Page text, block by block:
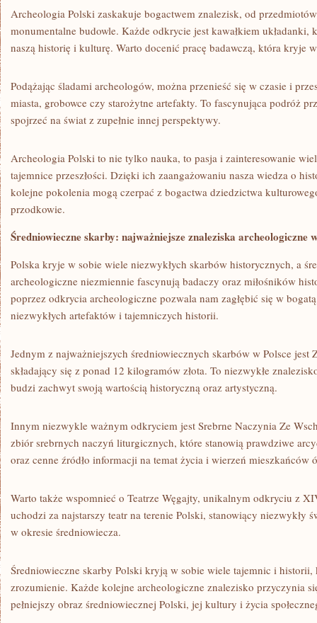
Archeologia Polski zaskakuje bogactwem ‌znalezisk, ‌od
monumentalne budowle. Każde odkrycie jest kawałkiem⁤ układanki,
naszą historię i kulturę. Warto docenić pracę badawczą, ‍która kryje
Podążając śladami archeologów, można przenieść się w⁣ czasie i
⁢miasta,⁣ grobowce czy starożytne⁣ artefakty. ⁣To​ fascynująca podróż
⁤spojrzeć na świat z‌ zupełnie innej perspektywy.
Archeologia ⁢Polski to nie tylko nauka,⁤ to ⁤pasja i zainteresowanie
tajemnice ​przeszłości.‌ Dzięki​ ich zaangażowaniu nasza wiedza o⁢
kolejne pokolenia ⁣mogą czerpać z bogactwa dziedzictwa
przodkowie.
Średniowieczne skarby:⁣ najważniejsze znaleziska archeologiczne
Polska kryje ‍w sobie wiele niezwykłych skarbów historycznych, a
archeologiczne ⁤niezmiennie fascynują badaczy oraz miłośników
poprzez ‍odkrycia archeologiczne pozwala nam zagłębić się‌ w ⁢bogatą⁤
niezwykłych artefaktów⁤ i tajemniczych historii.
Jednym z⁢ najważniejszych ⁣średniowiecznych⁤ skarbów w ⁣Polsce⁤ jest
⁤składający się z ponad 12 kilogramów złota.⁢ To niezwykłe
budzi zachwyt swoją wartością historyczną oraz artystyczną.
Innym⁣ niezwykle ważnym odkryciem jest Srebrne Naczynia Ze
zbiór ‍srebrnych⁢ naczyń liturgicznych, które stanowią prawdziwe
oraz cenne źródło informacji ⁤na temat ‌życia​ i wierzeń mieszkańców
Warto także‌ wspomnieć o Teatrze Węgajty, unikalnym odkryciu z
uchodzi za najstarszy teatr‌ na terenie Polski, ⁢stanowiący niezwykły
w okresie średniowiecza.
Średniowieczne ⁤skarby Polski kryją w sobie wiele‌ tajemnic i
zrozumienie. ‍Każde kolejne archeologiczne znalezisko przyczynia
pełniejszy obraz‍ średniowiecznej Polski, jej kultury i życia